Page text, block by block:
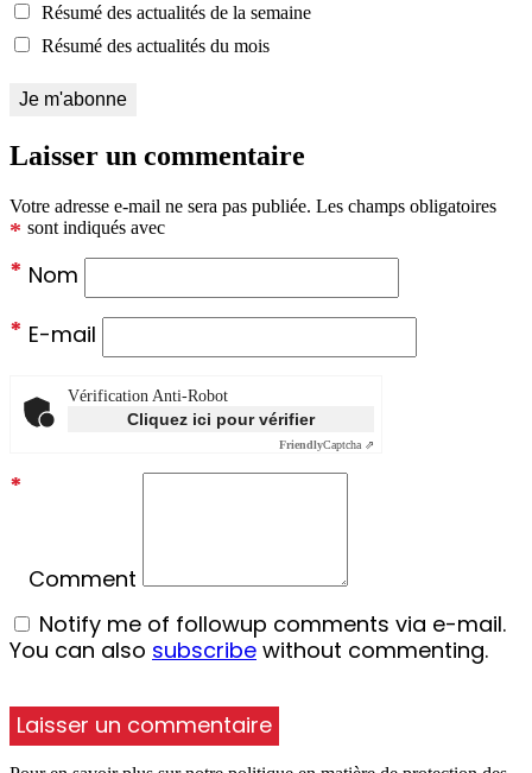
Résumé des actualités de la semaine
Résumé des actualités du mois
Laisser un commentaire
Votre adresse e-mail ne sera pas publiée. Les champs obligatoires
sont indiqués avec
*
Nom
*
E-mail
*
Vérification Anti-Robot
Cliquez ici pour vérifier
FriendlyCaptcha ⇗
Comment
*
Notify me of followup comments via e-mail.
You can also subscribe without commenting.